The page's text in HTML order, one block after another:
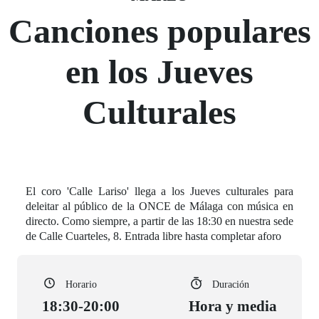
Canciones populares
en los Jueves
Culturales
El coro 'Calle Lariso' llega a los Jueves culturales para
deleitar al público de la ONCE de Málaga con música en
directo. Como siempre, a partir de las 18:30 en nuestra sede
de Calle Cuarteles, 8. Entrada libre hasta completar aforo
Horario
18:30-20:00
Duración
Hora y media